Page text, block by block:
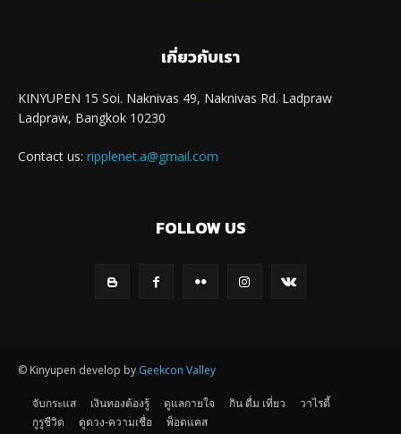
เกี่ยวกับเรา
KINYUPEN 15 Soi. Naknivas 49, Naknivas Rd. Ladpraw
Ladpraw, Bangkok 10230
Contact us: ripplenet.a@gmail.com
FOLLOW US
© Kinyupen develop by Geekcon Valley
จับกระแส เงินทองต้องรู้ ดูแลกายใจ กิน ดื่ม เที่ยว
วาไรตี้
กูรูชีวิต
ดูดวง-ความเชื่อ พ็อดแคส